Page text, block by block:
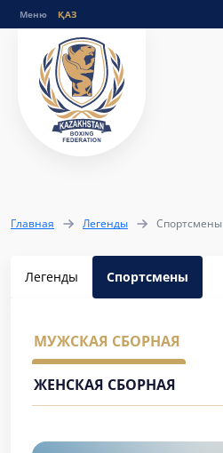
Меню
Главная Легенды Спортсмены
Легенды Спортсмены
МУЖСКАЯ СБОРНАЯ
ЖЕНСКАЯ СБОРНАЯ